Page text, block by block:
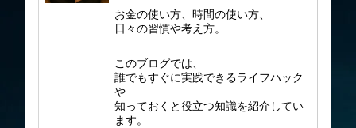
お金の使い方、時間の使い方、
日々の習慣や考え方。
このブログでは、
誰でもすぐに実践できるライフハック
や
知っておくと役立つ知識を紹介してい
ます。